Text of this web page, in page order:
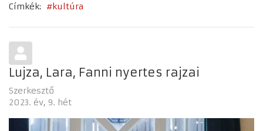
Címkék:
kultúra
Lujza, Lara, Fanni nyertes rajzai
Szerkesztő
2023. év 9. hét